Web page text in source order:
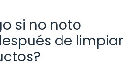
si no noto
de limpiar